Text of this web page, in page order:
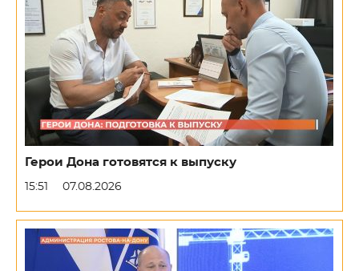
Герои Дона готовятся к выпуску
15:51 07.08.2026